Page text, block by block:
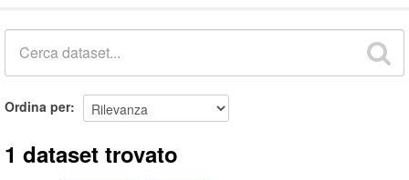
Organizzazioni
Ordina per
1 dataset trovato